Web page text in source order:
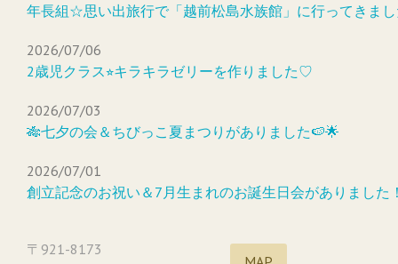
年長組☆思い出旅行で「越前松島水族館」に行ってきま
2026/07/06
2歳児クラス⭐︎キラキラゼリーを作りました♡
2026/07/03
🎋七夕の会＆ちびっこ夏まつりがありました🍉🌟
2026/07/01
創立記念のお祝い＆7月生まれのお誕生日会がありました
〒921-8173